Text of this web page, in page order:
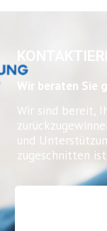
Wir beraten Sie
Wir sind bereit,
und
zugeschnitten ist.